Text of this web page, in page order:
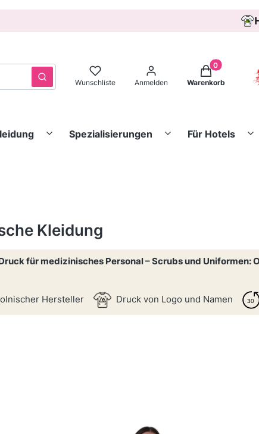
LöschenSuchen Wunschliste Anmelden
Produkte im
Warenkorb
Spezialisierungen Für Hotels
Kleidung
für medizinisches Personal – Scrubs und Uniformen:
Hersteller Druck von Logo und Namen